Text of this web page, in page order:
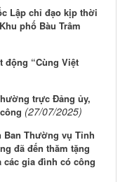
Lập chỉ đạo kịp thời
phố Bàu Trâm
động “Cùng Việt
trực Đảng ủy,
(27/07/2025)
Ban Thường vụ Tỉnh
đã đến thăm tặng
các gia đình có công